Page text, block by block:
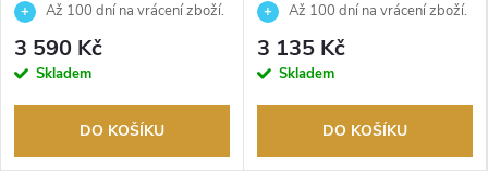
Až 100 dní na vrácení zboží.
Autorizovaný prodejce.
3 590 Kč
Skladem
DO KOŠÍKU
Až 100 dní na vrácení zboží.
Autorizovaný prodejce.
3 135 Kč
Skladem
DO KOŠÍKU